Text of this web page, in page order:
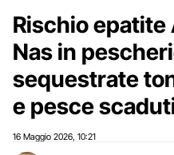
Rischio
Nas in
sequestrate
e pesce
16 Maggio 2026 10:21